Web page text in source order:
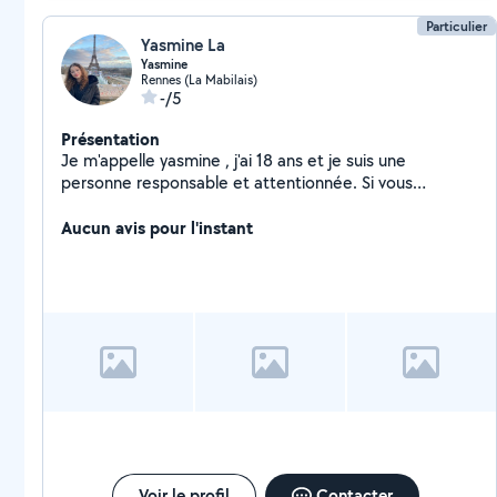
Particulier
Yasmine La
Yasmine
Rennes (La Mabilais)
-/5
Présentation
Je m'appelle yasmine , j'ai 18 ans et je suis une
personne responsable et attentionnée. Si vous
vos enfants, je peux pour vous aider ! Je suis disponible
Aucun avis pour l'instant